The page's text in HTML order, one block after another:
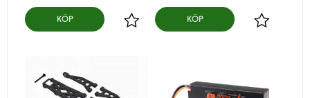
Lägg till i favoriter
KÖP
Lägg till i
KÖP